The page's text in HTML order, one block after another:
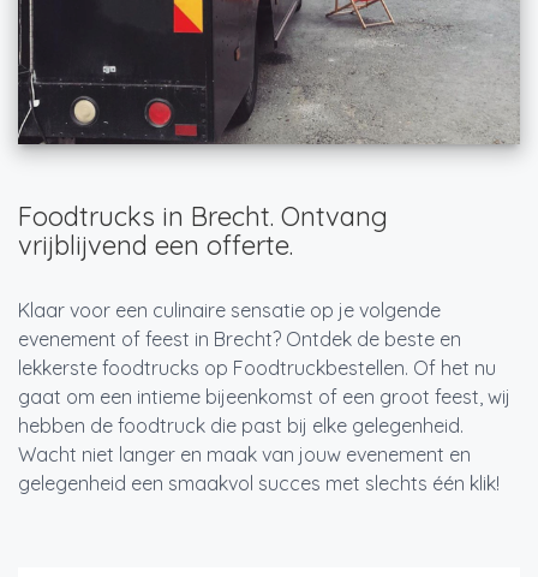
Foodtrucks in Brecht. Ontvang
vrijblijvend een offerte.
Klaar voor een culinaire sensatie op je volgende
evenement of feest in Brecht? Ontdek de beste en
lekkerste foodtrucks op Foodtruckbestellen. Of het nu
gaat om een intieme bijeenkomst of een groot feest, wij
hebben de foodtruck die past bij elke gelegenheid.
Wacht niet langer en maak van jouw evenement en
gelegenheid een smaakvol succes met slechts één klik!